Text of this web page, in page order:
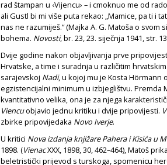
rad štampan u ‹Vijencu› – i cmoknuo me od
ali Gustl bi mi više puta rekao: „Mamice, pa ti i
nas ne razumiješ.“ (Majka A. G. Matoša o
bohema. Novosti, br. 23, 23. siječnja 1941, str.
Dvije godine nakon objavljivanja prve
Hrvatske, a time i suradnja u različitim
sarajevskoj Nadi, u kojoj mu je Kosta
egzistencijalni minimum u izbjeglištvu. Premda
kvantitativno velika, ona je za njega
Viencuobjavio jednu kritiku i dvije pripovijesti.
zbirke pripovijedaka Novo Iverje.
U kritici Nova izdanja knjižare Pahera i Kisića u
1898. (VienacXXX, 1898, 30, 462–464), Matoš
beletristički prijevod s turskoga, spomenicu